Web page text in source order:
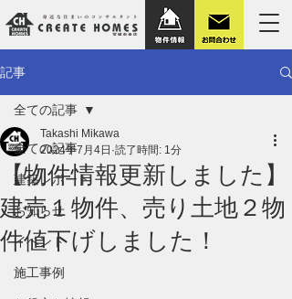
記事
全ての記事
建築レポート
お知らせ
イベント
施工事例
全ての記事
【物件情報更新しました】
建売１物件、売り土地２物
件値下げしました！
Takashi Mikawa
2024年7月4日 読了時間: 1分